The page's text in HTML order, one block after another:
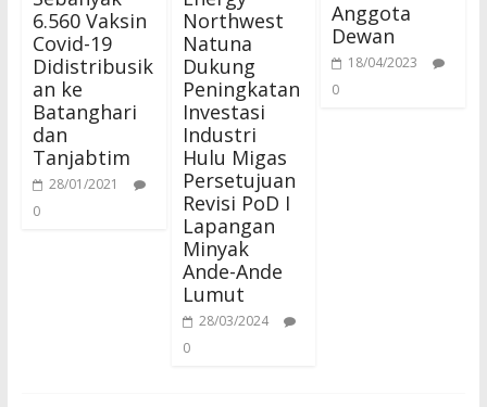
6.560 Vaksin
Covid-19
Didistribusik
an ke
Batanghari
dan
Tanjabtim
28/01/2021
0
Northwest
Natuna
Dukung
Peningkatan
Investasi
Industri
Hulu Migas
Persetujuan
Revisi PoD I
Lapangan
Minyak
Ande-Ande
Lumut
28/03/2024
0
Anggota
Dewan
18/04/2023
0